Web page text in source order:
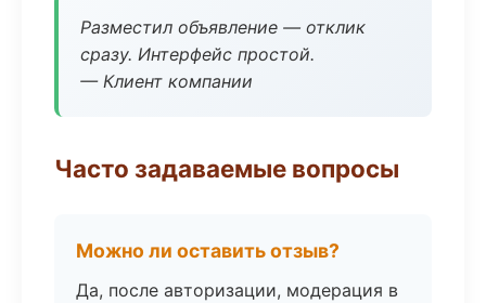
Разместил объявление — отклик
сразу. Интерфейс простой.
— Клиент компании
Часто задаваемые вопросы
Можно ли оставить отзыв?
Да, после авторизации, модерация в